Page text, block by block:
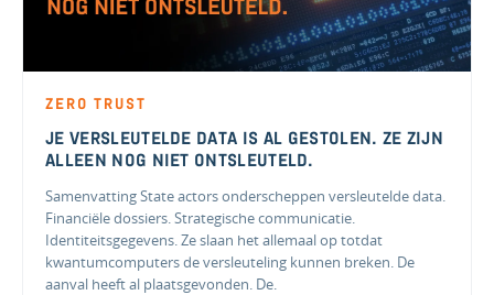
ZERO TRUST
JE VERSLEUTELDE DATA IS AL GESTOLEN. ZE ZIJN
ALLEEN NOG NIET ONTSLEUTELD.
Samenvatting State actors onderscheppen versleutelde data.
Financiële dossiers. Strategische communicatie.
Identiteitsgegevens. Ze slaan het allemaal op totdat
kwantumcomputers de versleuteling kunnen breken. De
aanval heeft al plaatsgevonden. De.